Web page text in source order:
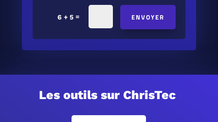
6 + 5= ENVOYER
Les outils sur ChrisTec